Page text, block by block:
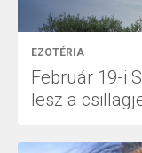
EZOTÉRIA
Február 19-i
lesz a